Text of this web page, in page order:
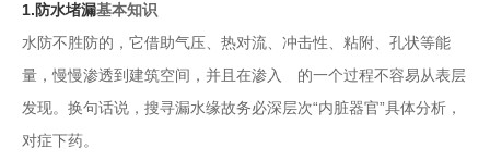
1.防水堵漏基本知识
水防不胜防的，它借助气压、热对流、冲击性、粘附、孔状等能
量，慢慢渗透到建筑空间，并且在渗入 的一个过程不容易从表层
发现。换句话说，搜寻漏水缘故务必深层次“内脏器官”具体分析，
对症下药。